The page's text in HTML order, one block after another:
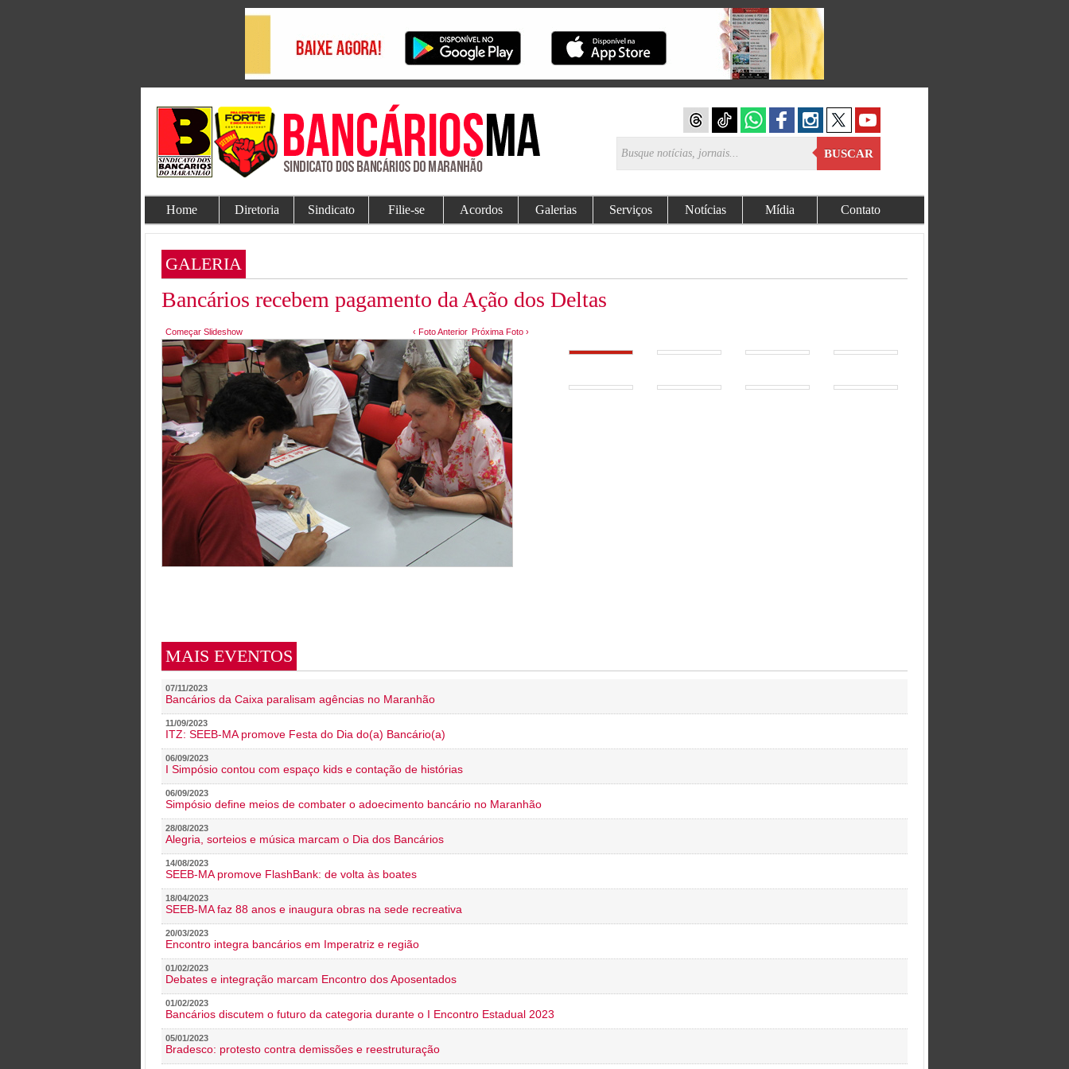
BUSCAR
Home Diretoria Sindicato Filie-se Acordos Galerias Serviços Notícias Mídia Contato
GALERIA
Bancários recebem pagamento da Ação dos Deltas
Começar Slideshow ‹ Foto Anterior Próxima Foto ›
MAIS EVENTOS
07/11/2023
Bancários da Caixa paralisam agências no Maranhão
11/09/2023
ITZ: SEEB-MA promove Festa do Dia do(a) Bancário(a)
06/09/2023
I Simpósio contou com espaço kids e contação de histórias
06/09/2023
Simpósio define meios de combater o adoecimento bancário no Maranhão
28/08/2023
Alegria, sorteios e música marcam o Dia dos Bancários
14/08/2023
SEEB-MA promove FlashBank: de volta às boates
18/04/2023
SEEB-MA faz 88 anos e inaugura obras na sede recreativa
20/03/2023
Encontro integra bancários em Imperatriz e região
01/02/2023
Debates e integração marcam Encontro dos Aposentados
01/02/2023
Bancários discutem o futuro da categoria durante o I Encontro Estadual 2023
05/01/2023
Bradesco: protesto contra demissões e reestruturação